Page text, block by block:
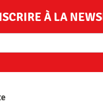
À LA